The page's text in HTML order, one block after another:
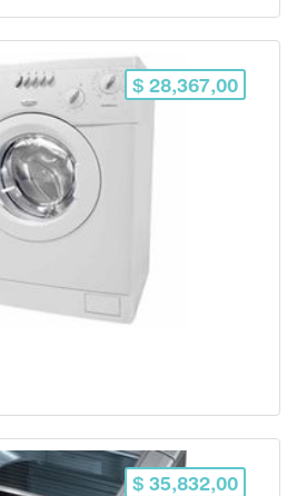
$ 28,367,00
$ 35,832,00